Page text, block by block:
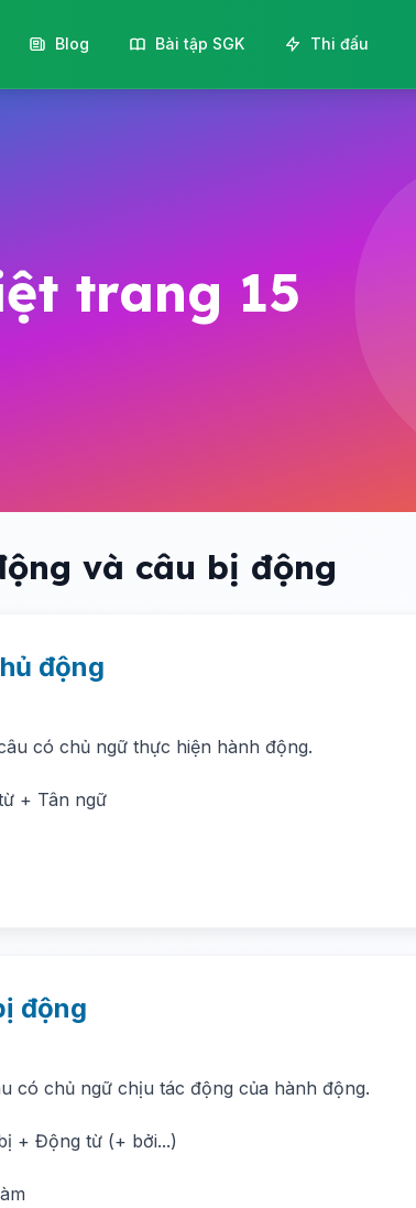
Blog Bài tập SGK Thi đấu
trang 15
và câu bị động
động
có chủ ngữ thực hiện hành động.
+ Tân ngữ
động
có chủ ngữ chịu tác động của hành động.
+ Động từ (+ bởi...)